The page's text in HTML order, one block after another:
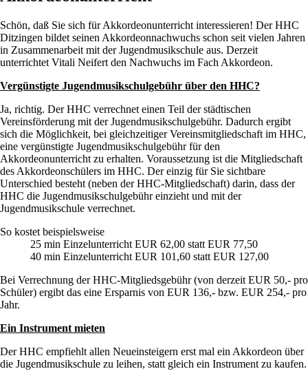
Schön, daß Sie sich für Akkordeonunterricht interessieren! Der HHC
Ditzingen bildet seinen Akkordeonnachwuchs schon seit vielen Jahren
in Zusammenarbeit mit der Jugendmusikschule aus. Derzeit
unterrichtet Vitali Neifert den Nachwuchs im Fach Akkordeon.
Vergünstigte Jugendmusikschulgebühr über den HHC?
Ja, richtig. Der HHC verrechnet einen Teil der städtischen
Vereinsförderung mit der Jugendmusikschulgebühr. Dadurch ergibt
sich die Möglichkeit, bei gleichzeitiger Vereinsmitgliedschaft im HHC,
eine vergünstigte Jugendmusikschulgebühr für den
Akkordeonunterricht zu erhalten. Voraussetzung ist die Mitgliedschaft
des Akkordeonschülers im HHC. Der einzig für Sie sichtbare
Unterschied besteht (neben der HHC-Mitgliedschaft) darin, dass der
HHC die Jugendmusikschulgebühr einzieht und mit der
Jugendmusikschule verrechnet.
So kostet beispielsweise
25 min Einzelunterricht EUR 62,00 statt EUR 77,50
40 min Einzelunterricht EUR 101,60 statt EUR 127,00
Bei Verrechnung der HHC-Mitgliedsgebühr (von derzeit EUR 50,- pro
Schüler) ergibt das eine Ersparnis von EUR 136,- bzw. EUR 254,- pro
Jahr.
Ein Instrument mieten
Der HHC empfiehlt allen Neueinsteigern erst mal ein Akkordeon über
die Jugendmusikschule zu leihen, statt gleich ein Instrument zu kaufen.